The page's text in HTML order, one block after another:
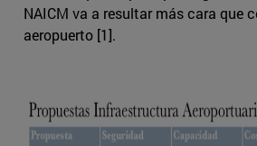
NAICM va a resultar más cara que
aeropuerto [1].